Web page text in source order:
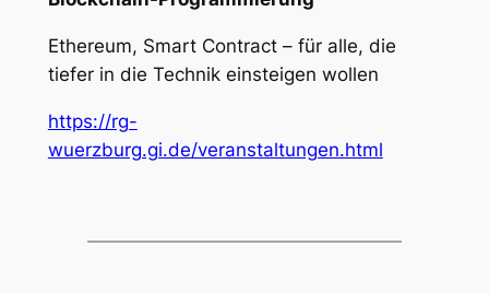
Ethereum, Smart Contract – für alle, die
tiefer in die Technik einsteigen wollen
https://rg-
wuerzburg.gi.de/veranstaltungen.html